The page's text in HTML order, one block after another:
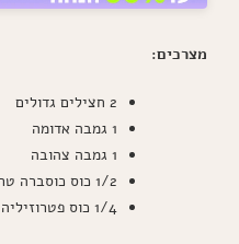
מצרכים:
2 חצילים גדולים
1 גמבה אדומה
1 גמבה צהובה
1/2 כוס כוסברה טרייה קצוצה
1/4 כוס פטרוזיליה טרייה קצוצה